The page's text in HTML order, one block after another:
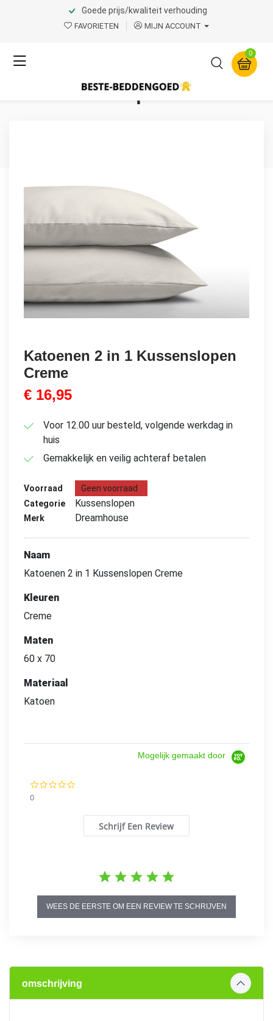
Goede prijs/kwaliteit verhouding
FAVORIETEN MIJN ACCOUNT
0
Home Product Page v.1
Kussenslopen Creme
Katoenen 2 in 1 Kussenslopen
Creme
€ 16,95
Voor 12.00 uur besteld, volgende werkdag in
huis
Gemakkelijk en veilig achteraf betalen
Voorraad
Geen voorraad
Categorie
Kussenslopen
Merk Dreamhouse
Naam
Katoenen 2 in 1 Kussenslopen Creme
Kleuren
Creme
Maten
60 x 70
Materiaal
Katoen
Mogelijk gemaakt door
0
Schrijf Een Review
WEES DE EERSTE OM EEN REVIEW TE SCHRIJVEN
omschrijving